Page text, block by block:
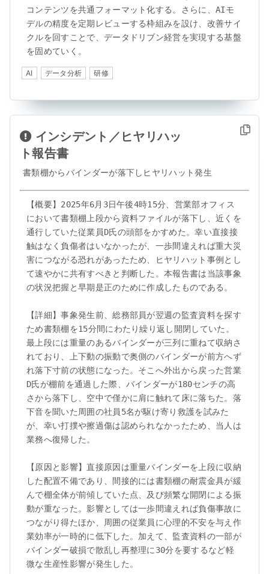
コンテンツを共通フォーマット化する。さらに、AIモ
デルの精度を定期レビューする枠組みを設け、改善サイ
クルを回すことで、データドリブン経営を実現する基盤
を固めていく。
AI データ分析 研修
インシデント／ヒヤリハッ
ト報告書
書類棚からバインダーが落下しヒヤリハット発生
【概要】2025年6月3日午後4時15分、営業部オフィス
において書類棚上段から資料ファイルが落下し、近くを
通行していた従業員D氏の頭部をかすめた。幸い直接接
触はなく負傷者はいなかったが、一歩間違えれば重大災
害につながる恐れがあったため、ヒヤリハット事例とし
て速やかに共有すべきと判断した。本報告書は当該事象
の状況把握と早期是正のために作成したものである。
【詳細】事象発生前、総務部員が翌週の監査資料を探す
ため書類棚を15分間にわたり繰り返し開閉していた。
最上段には重量のあるバインダーが三列に重ねて収納さ
れており、上下動の振動で奥側のバインダーが前方へず
れ落下寸前の状態になった。そこへ外出から戻った営業
D氏が棚前を通過した際、バインダーが180センチの高
さから落下し、空中で僅かに肩に触れて床に落ちた。落
下音を聞いた周囲の社員5名が駆け寄り救護を試みた
が、幸い打撲や擦過傷は認められなかったため、当人は
業務へ復帰した。
【原因と影響】直接原因は重量バインダーを上段に収納
した配置不備であり、間接的には書類棚の耐震金具が緩
んで棚全体が前傾していた点、及び頻繁な開閉による振
動が重なった。影響としては一歩間違えれば負傷事故に
つながり得たほか、周囲の従業員に心理的不安を与え作
業効率が一時的に低下した。加えて、監査資料の一部が
バインダー破損で散乱し再整理に30分を要するなど軽
微な生産性影響が発生した。